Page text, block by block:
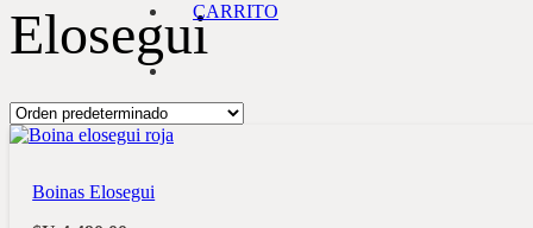
CARRITO
Elosegui
Boinas Elosegui